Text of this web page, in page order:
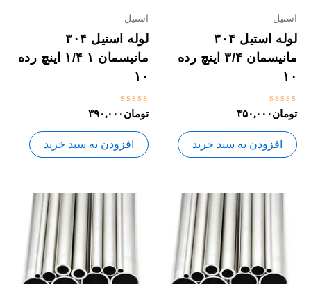
استیل
لوله استیل ۳۰۴
مانیسمان ۳/۴ اینچ رده
۱۰
نمره
0
از
5
تومان۳۵۰,۰۰۰
افزودن به سبد خرید
استیل
لوله استیل ۳۰۴
مانیسمان ۱ ۱/۴ اینچ رده
۱۰
نمره
0
از
5
تومان۳۹۰,۰۰۰
افزودن به سبد خرید